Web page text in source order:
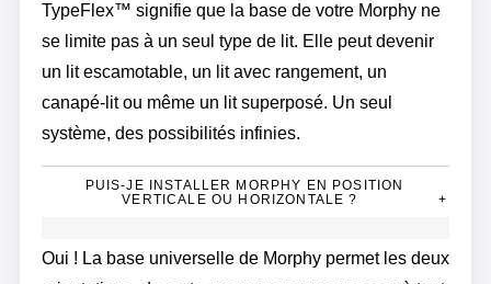
TypeFlex™ signifie que la base de votre Morphy ne
se limite pas à un seul type de lit. Elle peut devenir
un lit escamotable, un lit avec rangement, un
canapé-lit ou même un lit superposé. Un seul
système, des possibilités infinies.
PUIS-JE INSTALLER MORPHY EN POSITION
VERTICALE OU HORIZONTALE ?
+
Oui ! La base universelle de Morphy permet les deux